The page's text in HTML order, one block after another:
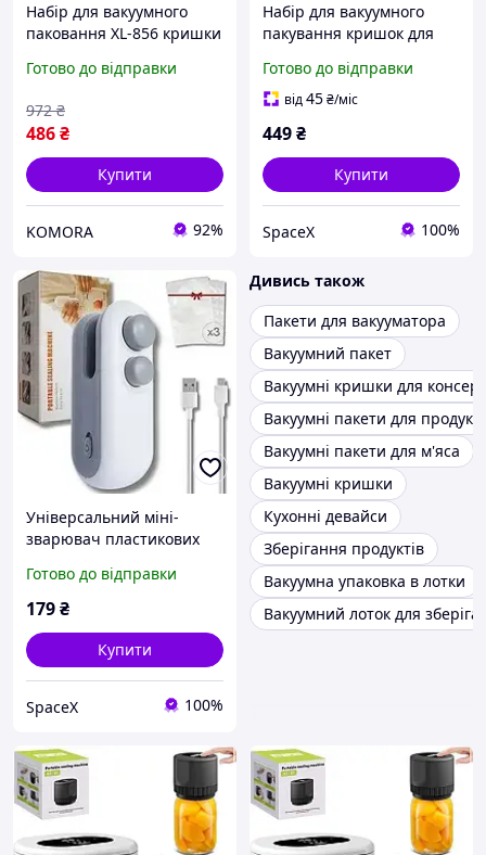
Набір для вакуумного
паковання XL-856 кришки
і збереження свіжості на
Готово до відправки
486₴
972 ₴
Купити
KOMORA 92%
Набір для вакуумного
пакування кришок для
універсальний комплект
Готово до відправки
від45₴/міс
449₴
Купити
SpaceX 100%
Універсальний міні-
зварювач пластикових
консервування з 3
вакуумними пакетами, 2-
Готово до відправки
179₴
Купити
SpaceX 100%
Дивись також
Пакети для вакууматора
Вакуумний пакет
Вакуумні кришки для
Вакуумні пакети для
Вакуумні пакети для м'яса
Вакуумні кришки
Кухонні девайси
Зберігання продуктів
Вакуумна упаковка в лотки
Вакуумний лоток для